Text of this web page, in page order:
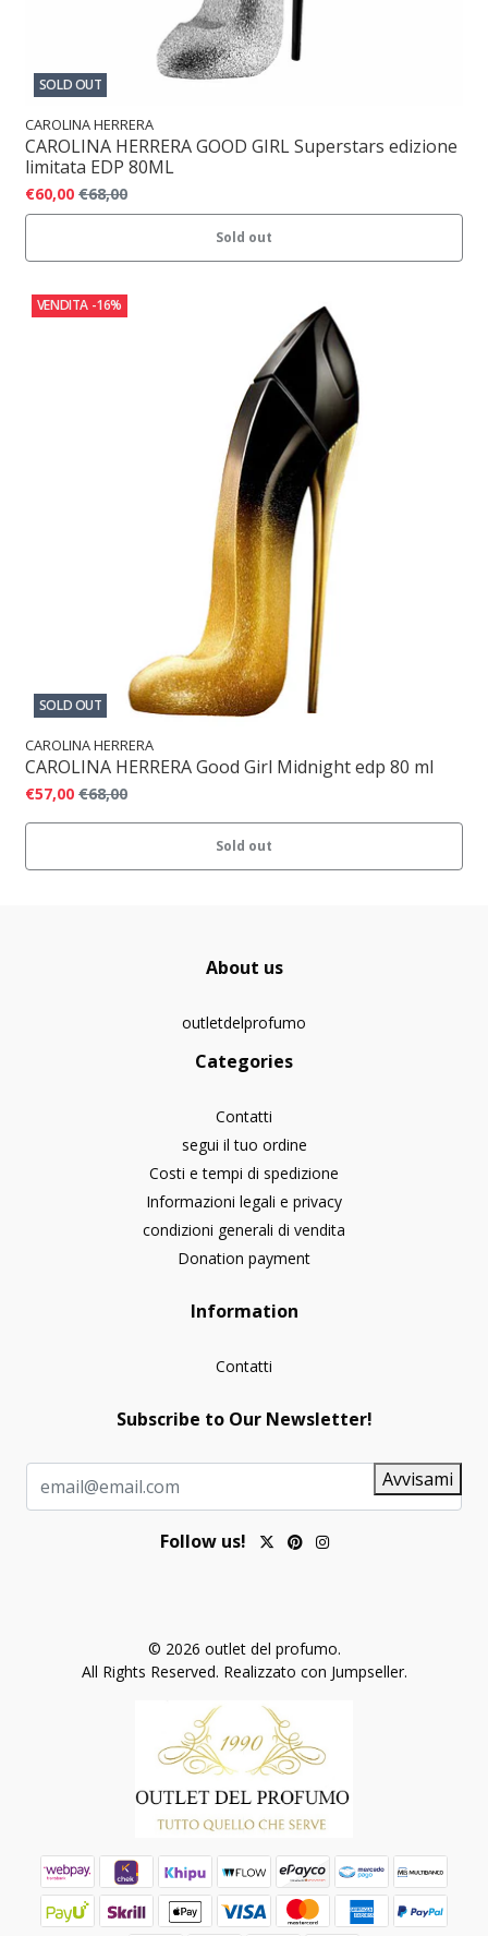
SOLD OUT
CAROLINA HERRERA
CAROLINA HERRERA GOOD GIRL Superstars edizione
limitata EDP 80ML
€60,00 €68,00
Sold out
VENDITA -16%
SOLD OUT
CAROLINA HERRERA
CAROLINA HERRERA Good Girl Midnight edp 80 ml
€57,00 €68,00
Sold out
About us
outletdelprofumo
Categories
Contatti
segui il tuo ordine
Costi e tempi di spedizione
Informazioni legali e privacy
condizioni generali di vendita
Donation payment
Information
Contatti
Subscribe to Our Newsletter!
Avvisami
Follow us!
© 2026 outlet del profumo.
All Rights Reserved. Realizzato con Jumpseller.